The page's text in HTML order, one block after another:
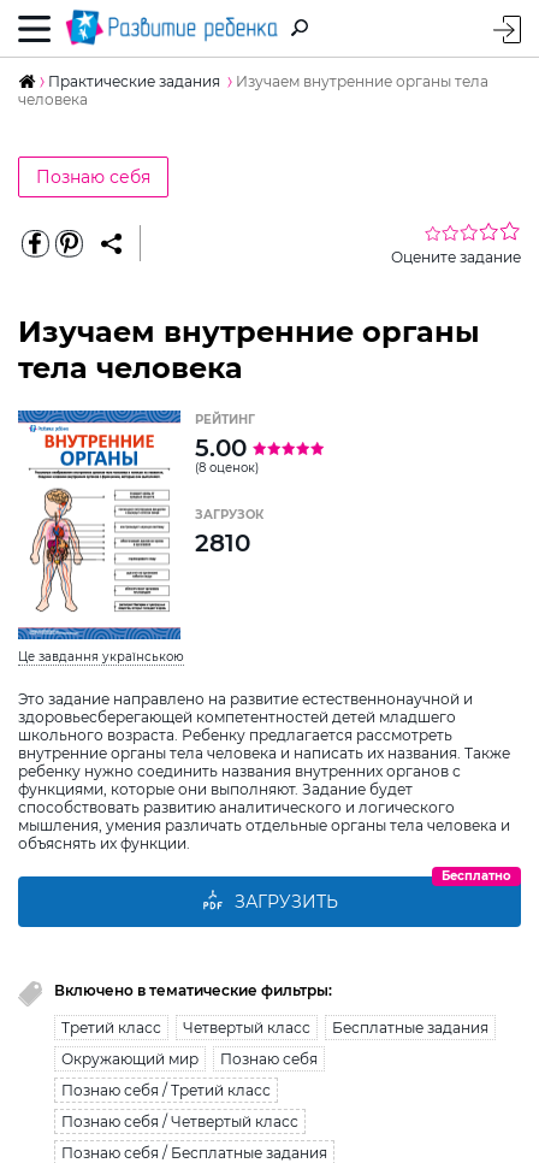
Практические задания
Изучаем внутренние органы тела
человека
Познаю себя
Оцените задание
Изучаем внутренние органы
тела человека
Це завдання українською
Это задание направлено на развитие естественнонаучной и
здоровьесберегающей компетентностей детей младшего
школьного возраста. Ребенку предлагается рассмотреть
внутренние органы тела человека и написать их названия. Также
ребенку нужно соединить названия внутренних органов с
функциями, которые они выполняют. Задание будет
способствовать развитию аналитического и логического
мышления, умения различать отдельные органы тела человека и
объяснять их функции.
РЕЙТИНГ
5.00
(8 оценок)
ЗАГРУЗОК
2810
ЗАГРУЗИТЬ
Бесплатно
Включено в тематические фильтры:
Третий класс Четвертый класс
Бесплатные задания
Окружающий мир
Познаю себя
Познаю себя / Третий класс
Познаю себя / Четвертый класс
Познаю себя / Бесплатные задания